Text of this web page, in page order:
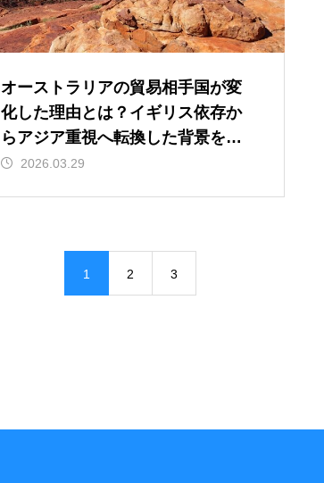
オーストラリアの貿易相手国が変
化した理由とは？イギリス依存か
らアジア重視へ転換した背景を解
説
2026.03.29
1 2 3